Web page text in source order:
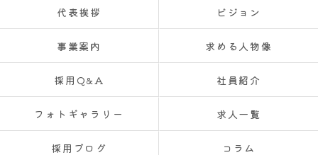
代表挨拶 ビジョン
事業案内 求める人物像
採用Q&A 社員紹介
フォトギャラリー 求人一覧
採用ブログ コラム